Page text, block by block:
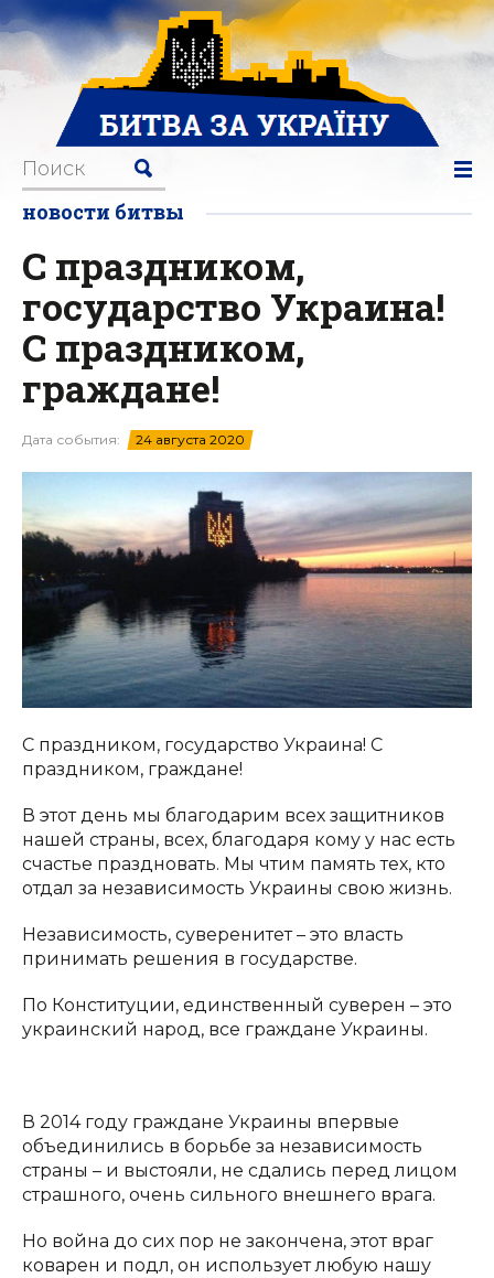
новости битвы
С праздником,
государство Украина!
С праздником,
граждане!
Дата события: 24 августа 2020
С праздником, государство Украина! С
праздником, граждане!
В этот день мы благодарим всех защитников
нашей страны, всех, благодаря кому у нас есть
счастье праздновать. Мы чтим память тех, кто
отдал за независимость Украины свою жизнь.
Независимость, суверенитет – это власть
принимать решения в государстве.
По Конституции, единственный суверен – это
украинский народ, все граждане Украины.
В 2014 году граждане Украины впервые
объединились в борьбе за независимость
страны – и выстояли, не сдались перед лицом
страшного, очень сильного внешнего врага.
Но война до сих пор не закончена, этот враг
коварен и подл, он использует любую нашу